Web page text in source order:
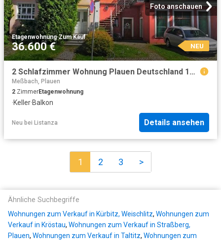
Foto anschauen
Etagenwohnung·Zum Kauf
36.600 € NEU
2 Schlafzimmer Wohnung Plauen Deutschland 104797918
Meßbach, Plauen
2 ZimmerEtagenwohnung
·Keller·Balkon
Neu bei Listanza Details ansehen
1 2 3 >
Ähnliche Suchbegriffe
Wohnungen zum Verkauf in Kürbitz, Weischlitz, Wohnungen zum
Verkauf in Kröstau, Wohnungen zum Verkauf in Straßberg,
Plauen, Wohnungen zum Verkauf in Taltitz, Wohnungen zum